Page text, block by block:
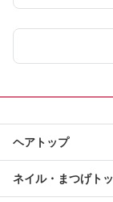
ヘアトップ
ネイル・まつげト